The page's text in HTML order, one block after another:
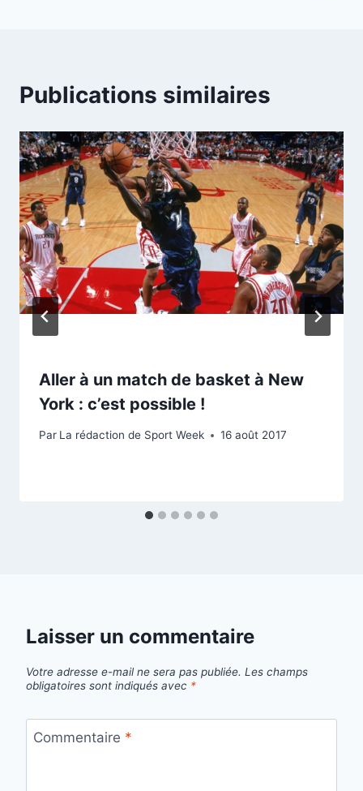
Publications similaires
Aller à un match de basket à New
York : c’est possible !
Par La rédaction de Sport Week 16 août 2017
Laisser un commentaire
Votre adresse e-mail ne sera pas publiée. Les champs
obligatoires sont indiqués avec *
Commentaire *